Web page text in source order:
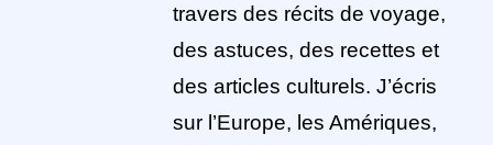
travers des récits de voyage,
des astuces, des recettes et
des articles culturels. J’écris
sur l’Europe, les Amériques,